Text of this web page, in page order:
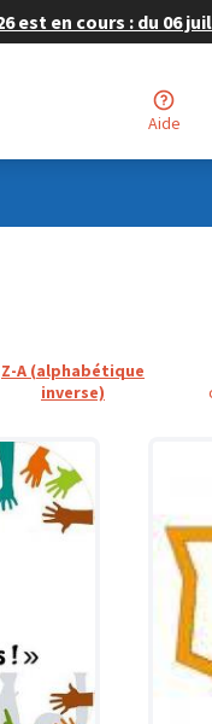
en cours : du 06
Aide
Z-A (alphabétique
inverse)